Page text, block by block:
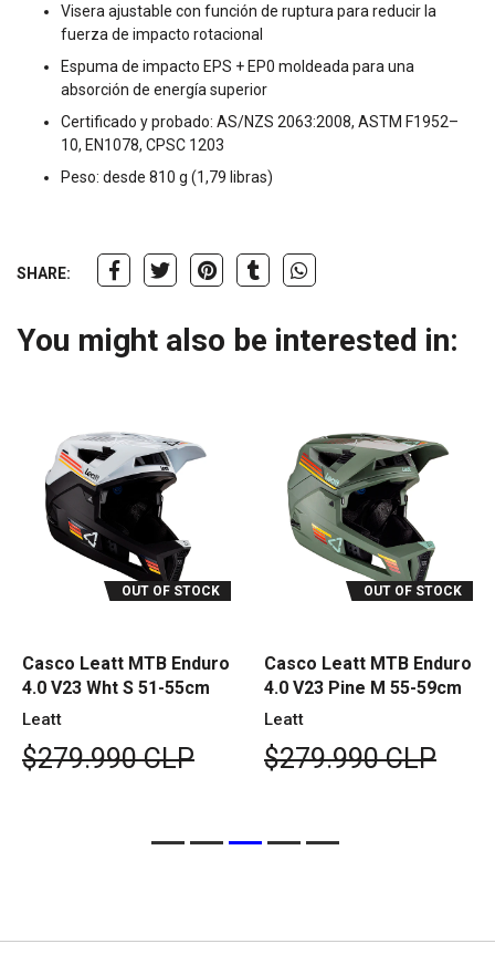
Visera ajustable con función de ruptura para reducir la
fuerza de impacto rotacional
Espuma de impacto EPS + EP0 moldeada para una
absorción de energía superior
Certificado y probado: AS/NZS 2063:2008, ASTM F1952–
10, EN1078, CPSC 1203
Peso: desde 810 g (1,79 libras)
SHARE:
You might also be interested in:
OUT OF STOCK
Casco Leatt MTB Enduro
4.0 V23 Wht S 51-55cm
Leatt
$279.990 CLP
OUT OF STOCK
Casco Leatt MTB Enduro
4.0 V23 Pine M 55-59cm
Leatt
$279.990 CLP